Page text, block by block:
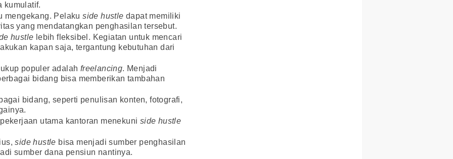
kumulatif.
mengekang. Pelakuside hustle dapat memiliki
yang mendatangkan penghasilan tersebut.
hustle lebih fleksibel. Kegiatan untuk mencari
kapan saja, tergantung kebutuhan dari
populer adalah freelancing. Menjadi
bidang bisa memberikan tambahan
bidang, seperti penulisan konten, fotografi,
utama kantoran menekuni side hustle
side hustle bisa menjadi sumber penghasilan
sumber dana pensiun nantinya.